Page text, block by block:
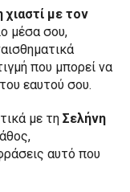
χιαστί με τον
μέσα σου,
που μπορεί να
εαυτού σου.
με τη Σελήνη
αυτό που